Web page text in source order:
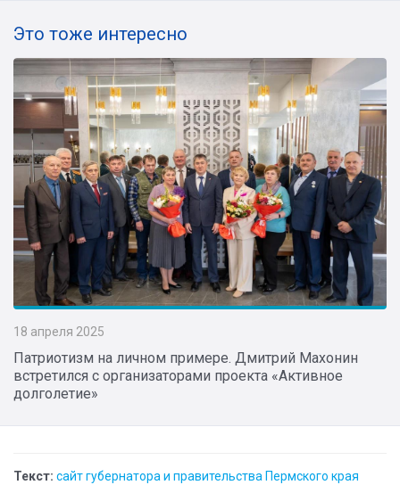
Это тоже интересно
18 апреля 2025
Патриотизм на личном примере. Дмитрий Махонин
встретился с организаторами проекта «Активное
долголетие»
Текст: сайт губернатора и правительства Пермского края